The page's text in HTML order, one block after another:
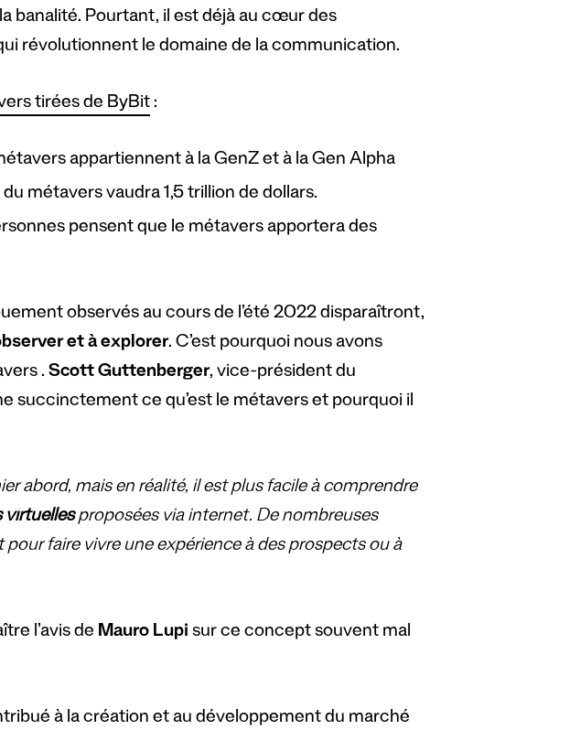
banalité. Pourtant, il est déjà au cœur des
révolutionnent le domaine de la communication.
tirées de ByBit:
appartiennent à la GenZ et à la Gen Alpha
métavers vaudra 1,5 trillion de dollars.
pensent que le métavers apportera des
observés au cours de l’été 2022 disparaîtront,
et à explorer. C’est pourquoi nous avons
. Scott Guttenberger, vice-président du
succinctement ce qu’est le métavers et pourquoi il
abord, mais en réalité, il est plus facile à comprendre
virtuellesproposées via internet. De nombreuses
faire vivre une expérience à des prospects ou à
l’avis de Mauro Lupi sur ce concept souvent mal
à la création et au développement du marché